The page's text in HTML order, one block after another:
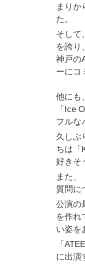
まりか
た。
そして
を誇り
神戸の
ーにコ
他にも
「Ice
フルな
久しぶ
ちは「
好きそ
また、
質問に
公演の
を作れ
い姿を
「
に出演